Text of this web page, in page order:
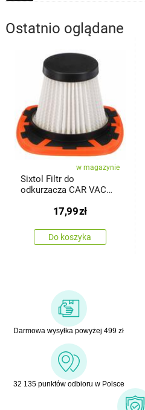
Ostatnio oglądane
w magazynie
Sixtol Filtr do
odkurzacza CAR VAC
cm, część zamienna
17,99zł
Do koszyka
Darmowa wysyłka powyżej 499 zł
32 135 punktów odbioru w Polsce